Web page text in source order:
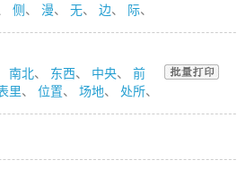
侧 、 漫、 无、 边、 际、
南北、 东西、 中央、 前
里、 位置、 场地、 处所、